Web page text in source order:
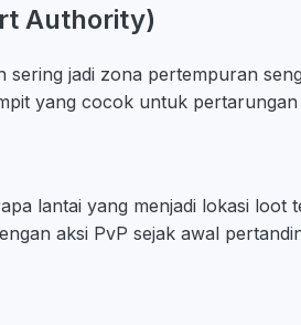
Authority)
sering jadi zona pertempuran
yang cocok untuk
lantai yang menjadi lokasi loot
aksi PvP sejak awal